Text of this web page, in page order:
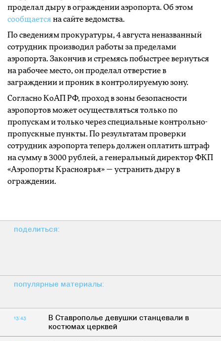
проделал дыру в ограждении аэропорта. Об этом
сообщается на сайте ведомства.
По сведениям прокуратуры, 4 августа неназванный
сотрудник производил работы за пределами
аэропорта. Закончив и стремясь побыстрее вернуться
на рабочее место, он проделал отверстие в
заграждении и проник в контролируемую зону.
Согласно КоАП РФ, проход в зоны безопасности
аэропортов может осуществляться только по
пропускам и только через специальные контрольно-
пропускные пункты. По результатам проверки
сотрудник аэропорта теперь должен оплатить штраф
на сумму в 3000 рублей, а генеральный директор ФКП
«Аэропорты Красноярья» — устранить дыру в
ограждении.
поделиться:
популярные материалы:
13:43
В Ставрополье девушки станцевали в
костюмах церквей